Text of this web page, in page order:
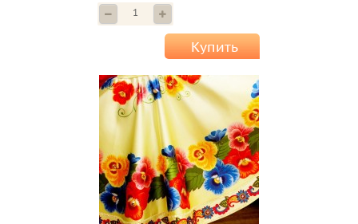
Купить